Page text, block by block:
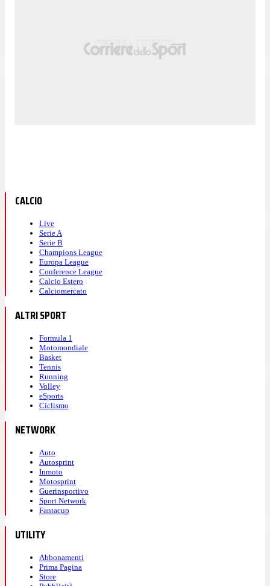
CALCIO
Live
Serie A
Serie B
Champions League
Europa League
Conference League
Calcio Estero
Calciomercato
ALTRI SPORT
Formula 1
Motomondiale
Basket
Tennis
Running
Volley
eSports
Ciclismo
NETWORK
Auto
Autosprint
Inmoto
Motosprint
Guerinsportivo
Sport Network
Fantacup
UTILITY
Abbonamenti
Prima Pagina
Store